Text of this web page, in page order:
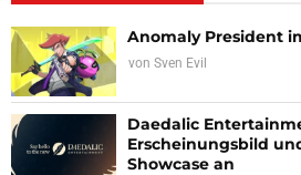
Anomaly President
von Sven Evil
Daedalic
Erscheinungsbild
Showcase an